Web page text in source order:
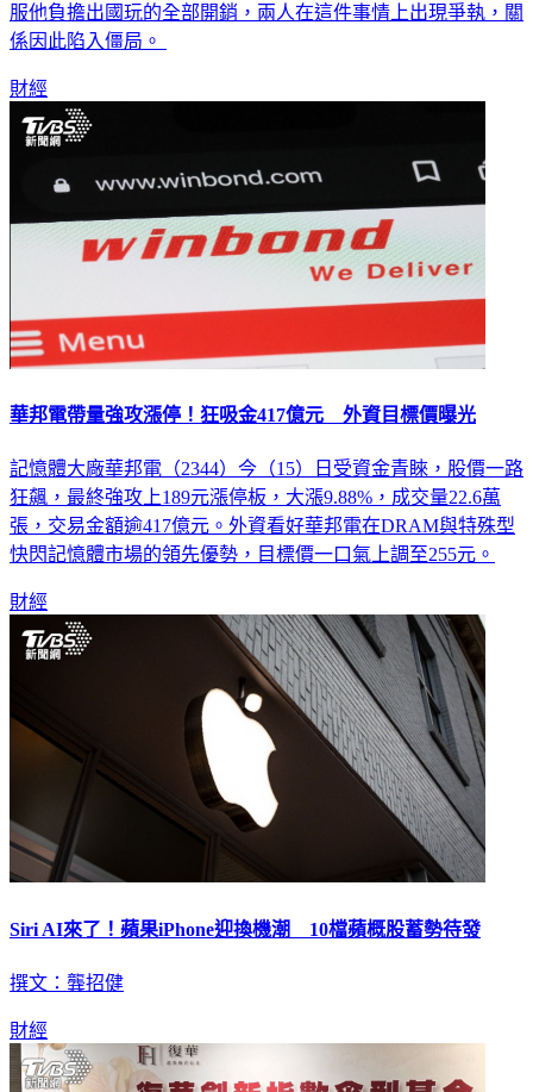
服他負擔出國玩的全部開銷，兩人在這件事情上出現爭執，關
係因此陷入僵局。
財經
華邦電帶量強攻漲停！狂吸金417億元 外資目標價曝光
記憶體大廠華邦電（2344）今（15）日受資金青睞，股價一路
狂飆，最終強攻上189元漲停板，大漲9.88%，成交量22.6萬
張，交易金額逾417億元。外資看好華邦電在DRAM與特殊型
快閃記憶體市場的領先優勢，目標價一口氣上調至255元。
財經
Siri AI來了！蘋果iPhone迎換機潮 10檔蘋概股蓄勢待發
撰文：龔招健
財經